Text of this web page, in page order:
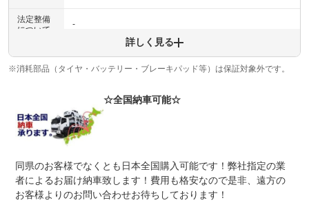
法定整備
について
-
詳しく見る
※消耗部品（タイヤ・バッテリー・ブレーキパッド等）は保証対象外です。
☆全国納車可能☆
同県のお客様でなくとも日本全国購入可能です！弊社指定の業
者によるお届け納車致します！費用も格安なので是非、遠方の
お客様よりのお問い合わせお待ちしております！